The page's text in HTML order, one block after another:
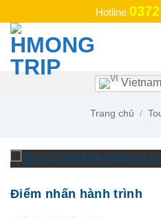
qua
dung
Hotline
Trang chủ /
Điểm nhấn hành trình